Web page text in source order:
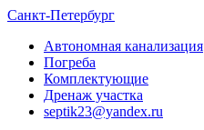
Санкт-Петербург
Автономная канализация
Погреба
Комплектующие
Дренаж участка
septik23@yandex.ru